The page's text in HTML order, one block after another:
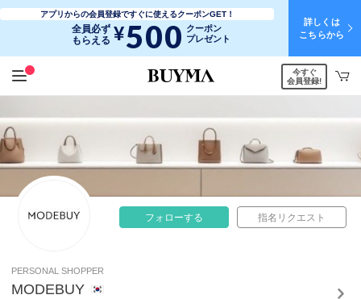
アプリからの会員登録ですぐに使えるクーポンGET！
全員必ず
もらえる ¥500 クーポン
プレゼント
詳しくは
こちらから
今すぐ
会員登録!
フォローする 指名リクエスト
PERSONAL SHOPPER
MODEBUY